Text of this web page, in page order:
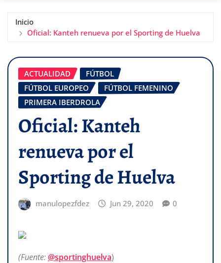
Inicio
Oficial: Kanteh renueva por el Sporting de Huelva
ACTUALIDAD
FÚTBOL
FÚTBOL EUROPEO
FÚTBOL FEMENINO
PRIMERA IBERDROLA
Oficial: Kanteh
renueva por el
Sporting de Huelva
manulopezfdez Jun 29, 2020 0
(Fuente: @sportinghuelva)